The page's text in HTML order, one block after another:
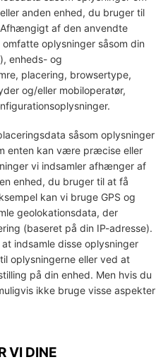
anden enhed, du bruger til
af den anvendte
oplysninger såsom din
enheds- og
placering, browsertype,
og/eller mobiloperatør,
såsom oplysninger
enten kan være præcise eller
vi indsamler afhænger af
enhed, du bruger til at få
kan vi bruge GPS og
geolokationsdata, der
(baseret på din IP-adresse).
indsamle disse oplysninger
oplysningerne eller ved at
på din enhed. Men hvis du
ikke bruge visse aspekter
VI DINE